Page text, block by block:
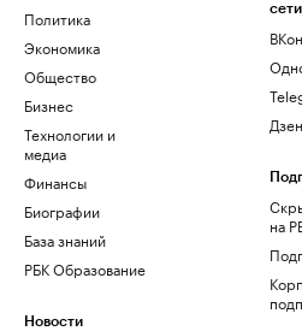
Политика
Экономика
Общество
Бизнес
Технологии и
медиа
Финансы
Биографии
База знаний
РБК Образование
Новости
сети
Дзен
на